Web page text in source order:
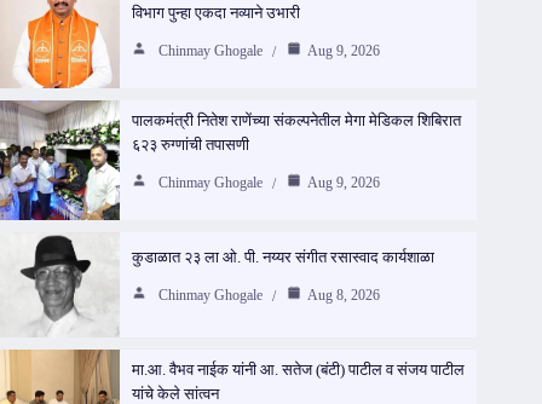
विभाग पुन्हा एकदा नव्याने उभारी
Chinmay Ghogale Aug 9, 2026
पालकमंत्री नितेश राणेंच्या संकल्पनेतील मेगा मेडिकल शिबिरात
६२३ रुग्णांची तपासणी
Chinmay Ghogale Aug 9, 2026
कुडाळात २३ ला ओ. पी. नय्यर संगीत रसास्वाद कार्यशाळा
Chinmay Ghogale Aug 8, 2026
मा.आ. वैभव नाईक यांनी आ. सतेज (बंटी) पाटील व संजय पाटील
यांचे केले सांत्वन